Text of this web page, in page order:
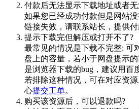
付款后无法显示下载地址或者
如果您已经成功付款但是网站
链接失效，请联系站长，提供
提示下载完但解压或打开不了?
最常见的情况是下载不完整: 可
盘上的容量，若小于网盘提示
是浏览器下载的bug，建议用百
若排除这种情况，可在对应资
心提交工单。
购买该资源后，可以退款吗?